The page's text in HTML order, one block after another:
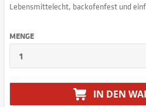
Lebensmittelecht, backofenfest und
MENGE
IN DEN